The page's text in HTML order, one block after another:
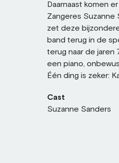
Daarnaast komen
Zangeres Suzanne
zet deze
band terug in de
terug naar de jaren
een piano,
Één ding is zeker:
Cast
Suzanne Sanders